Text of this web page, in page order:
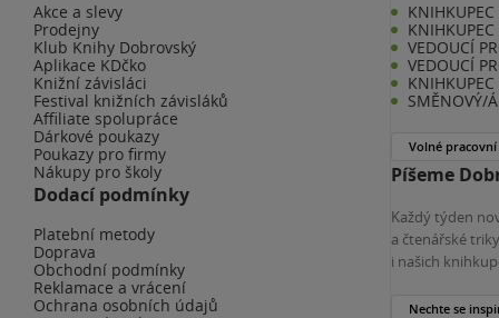
Akce a slevy
Prodejny
Klub Knihy Dobrovský
Aplikace KDčko
Knižní závisláci
Festival knižních závisláků
Affiliate spolupráce
Dárkové poukazy
Poukazy pro firmy
Nákupy pro školy
Dodací podmínky
Platební metody
Doprava
Obchodní podmínky
Reklamace a vrácení
Ochrana osobních údajů
KNIHKUPEC
VEDOUCÍ
VEDOUCÍ
SMĚNOVÝ/
Volné pracovní
Píšeme
Každý týden
a čtenářské
i našich
Nechte se